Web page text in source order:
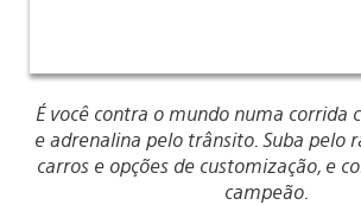
É você contra o mundo numa corrida
e adrenalina pelo trânsito. Suba pelo
carros e opções de customização, e
campeão.